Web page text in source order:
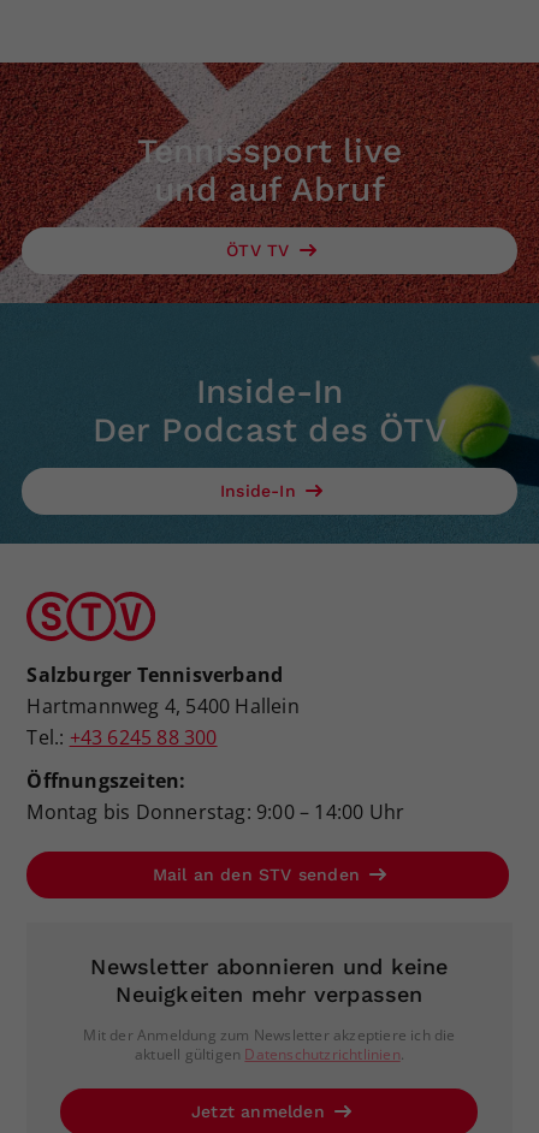
Tennissport live
und auf Abruf
ÖTV TV
Inside-In
Der Podcast des ÖTV
Inside-In
Salzburger Tennisverband
Hartmannweg 4, 5400 Hallein
Tel.: +43 6245 88 300
Öffnungszeiten:
Montag bis Donnerstag: 9:00 – 14:00 Uhr
Mail an den STV senden
Newsletter abonnieren und keine
Neuigkeiten mehr verpassen
Mit der Anmeldung zum Newsletter akzeptiere ich die
aktuell gültigen Datenschutzrichtlinien.
Jetzt anmelden